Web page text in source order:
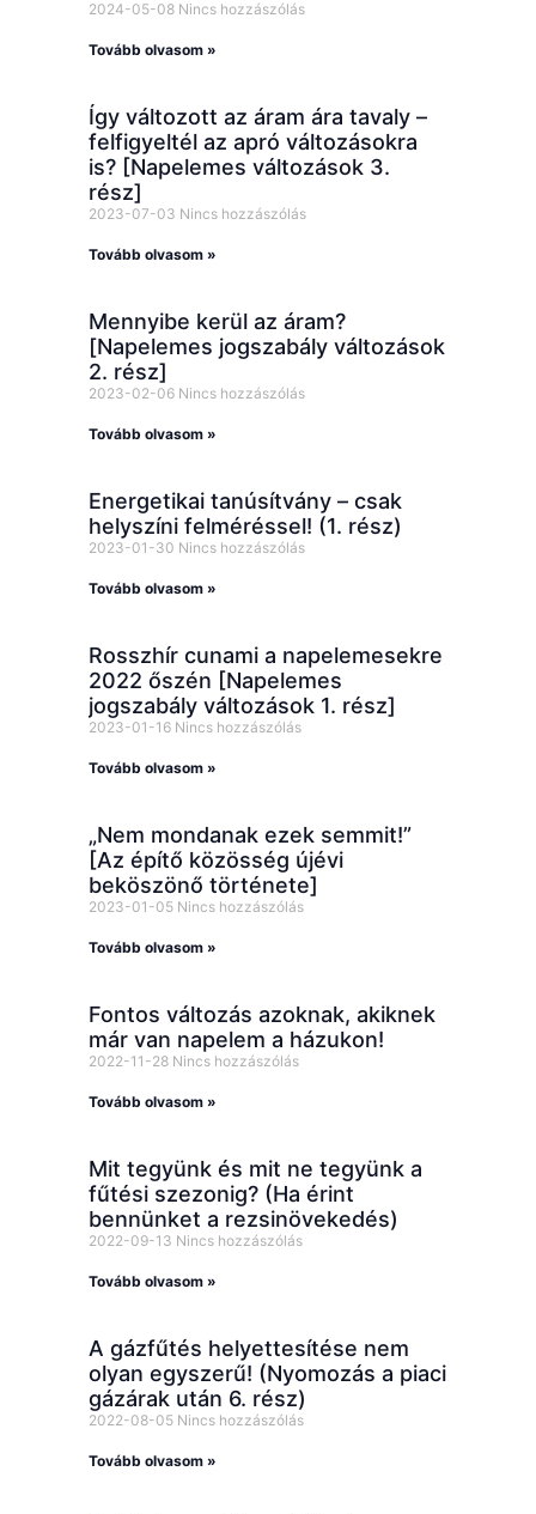
2024-05-08 Nincs hozzászólás
Tovább olvasom »
Így változott az áram ára tavaly –
felfigyeltél az apró változásokra
is? [Napelemes változások 3.
rész]
2023-07-03 Nincs hozzászólás
Tovább olvasom »
Mennyibe kerül az áram?
[Napelemes jogszabály változások
2. rész]
2023-02-06 Nincs hozzászólás
Tovább olvasom »
Energetikai tanúsítvány – csak
helyszíni felméréssel! (1. rész)
2023-01-30 Nincs hozzászólás
Tovább olvasom »
Rosszhír cunami a napelemesekre
2022 őszén [Napelemes
jogszabály változások 1. rész]
2023-01-16 Nincs hozzászólás
Tovább olvasom »
„Nem mondanak ezek semmit!”
[Az építő közösség újévi
beköszönő története]
2023-01-05 Nincs hozzászólás
Tovább olvasom »
Fontos változás azoknak, akiknek
már van napelem a házukon!
2022-11-28 Nincs hozzászólás
Tovább olvasom »
Mit tegyünk és mit ne tegyünk a
fűtési szezonig? (Ha érint
bennünket a rezsinövekedés)
2022-09-13 Nincs hozzászólás
Tovább olvasom »
A gázfűtés helyettesítése nem
olyan egyszerű! (Nyomozás a piaci
gázárak után 6. rész)
2022-08-05 Nincs hozzászólás
Tovább olvasom »